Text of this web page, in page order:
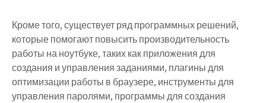
Кроме того, существует ряд программных решений,
которые помогают повысить производительность
работы на ноутбуке, таких как приложения для
создания и управления заданиями, плагины для
оптимизации работы в браузере, инструменты для
управления паролями, программы для создания